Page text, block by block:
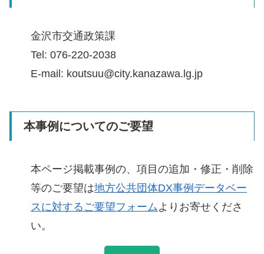
金沢市交通政策課
Tel: 076-220-2038
E-mail: koutsuu@city.kanazawa.lg.jp
本事例についてのご要望
本ページ掲載事例の、項目の追加・修正・削除
等のご要望は地方公共団体DX事例データベー
スに対するご要望フォームよりお寄せくださ
い。